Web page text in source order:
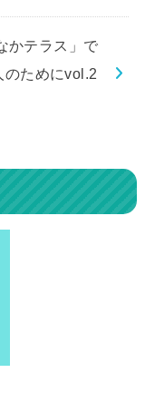
かテラス」で
のためにvol.2